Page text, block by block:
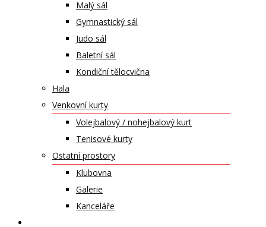
Malý sál
Gymnastický sál
Judo sál
Baletní sál
Kondiční tělocvična
Hala
Venkovní kurty
Volejbalový / nohejbalový kurt
Tenisové kurty
Ostatní prostory
Klubovna
Galerie
Kanceláře